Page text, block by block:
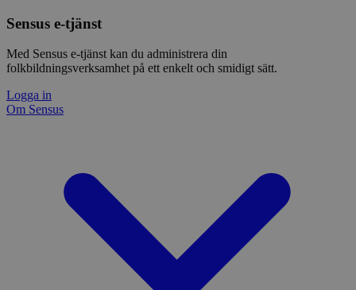
Sensus e-tjänst
Med Sensus e-tjänst kan du administrera din
folkbildningsverksamhet på ett enkelt och smidigt sätt.
Logga in
Om Sensus